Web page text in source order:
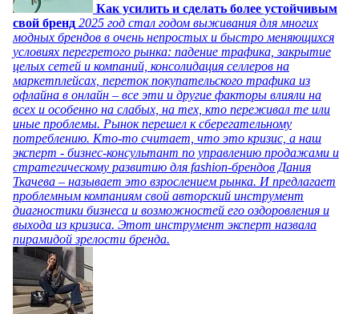
Как усилить и сделать более устойчивым
свой бренд 2025 год стал годом выживания для многих
модных брендов в очень непростых и быстро меняющихся
условиях перегретого рынка: падение трафика, закрытие
целых сетей и компаний, консолидация селлеров на
маркетплейсах, переток покупательского трафика из
офлайна в онлайн – все эти и другие факторы влияли на
всех и особенно на слабых, на тех, кто переживал те или
иные проблемы. Рынок перешел к сберегательному
потреблению. Кто-то считает, что это кризис, а наш
эксперт - бизнес-консультант по управлению продажами и
стратегическому развитию для fashion-брендов Дания
Ткачева – называет это взрослением рынка. И предлагает
проблемным компаниям свой авторский инструмент
диагностики бизнеса и возможностей его оздоровления и
выхода из кризиса. Этот инструмент эксперт назвала
пирамидой зрелости бренда.